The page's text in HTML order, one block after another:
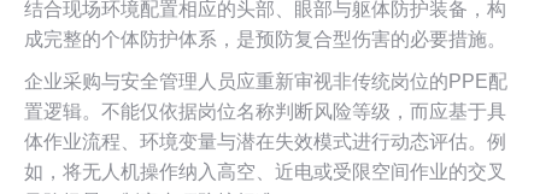
结合现场环境配置相应的头部、眼部与躯体防护装备，构
成完整的个体防护体系，是预防复合型伤害的必要措施。
企业采购与安全管理人员应重新审视非传统岗位的PPE配
置逻辑。不能仅依据岗位名称判断风险等级，而应基于具
体作业流程、环境变量与潜在失效模式进行动态评估。例
如，将无人机操作纳入高空、近电或受限空间作业的交叉